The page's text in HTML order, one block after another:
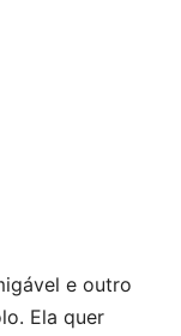
e outro
Ela quer